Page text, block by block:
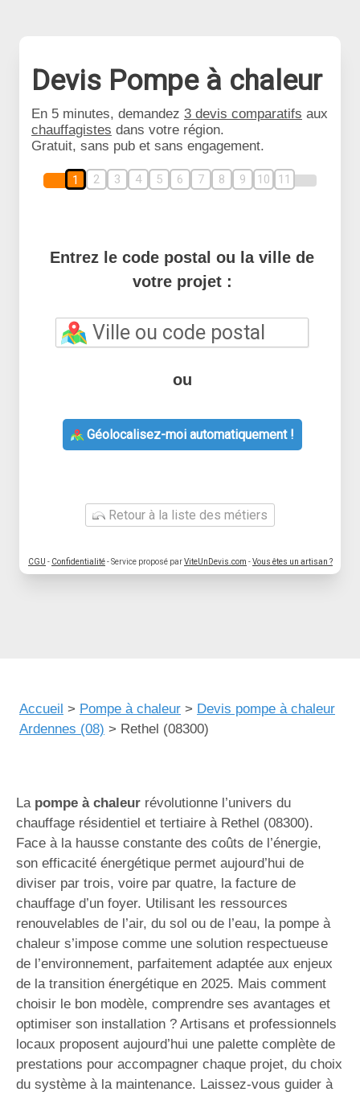
Devis Pompe à chaleur
En 5 minutes, demandez 3 devis comparatifs aux
chauffagistes dans votre région.
Gratuit, sans pub et sans engagement.
1 2 3 4 5 6 7 8 9 10 11
Entrez le code postal ou la ville de
votre projet :
ou
Géolocalisez-moi automatiquement !
Retour à la liste des métiers
CGU - Confidentialité- Service proposé parViteUnDevis.com -Vous êtes un artisan ?
Accueil > Pompe à chaleur > Devis pompe à chaleur
Ardennes (08) > Rethel (08300)
La pompe à chaleur révolutionne l’univers du
chauffage résidentiel et tertiaire à Rethel (08300).
Face à la hausse constante des coûts de l’énergie,
son efficacité énergétique permet aujourd’hui de
diviser par trois, voire par quatre, la facture de
chauffage d’un foyer. Utilisant les ressources
renouvelables de l’air, du sol ou de l’eau, la pompe à
chaleur s’impose comme une solution respectueuse
de l’environnement, parfaitement adaptée aux enjeux
de la transition énergétique en 2025. Mais comment
choisir le bon modèle, comprendre ses avantages et
optimiser son installation ? Artisans et professionnels
locaux proposent aujourd’hui une palette complète de
prestations pour accompagner chaque projet, du choix
du système à la maintenance. Laissez-vous guider à